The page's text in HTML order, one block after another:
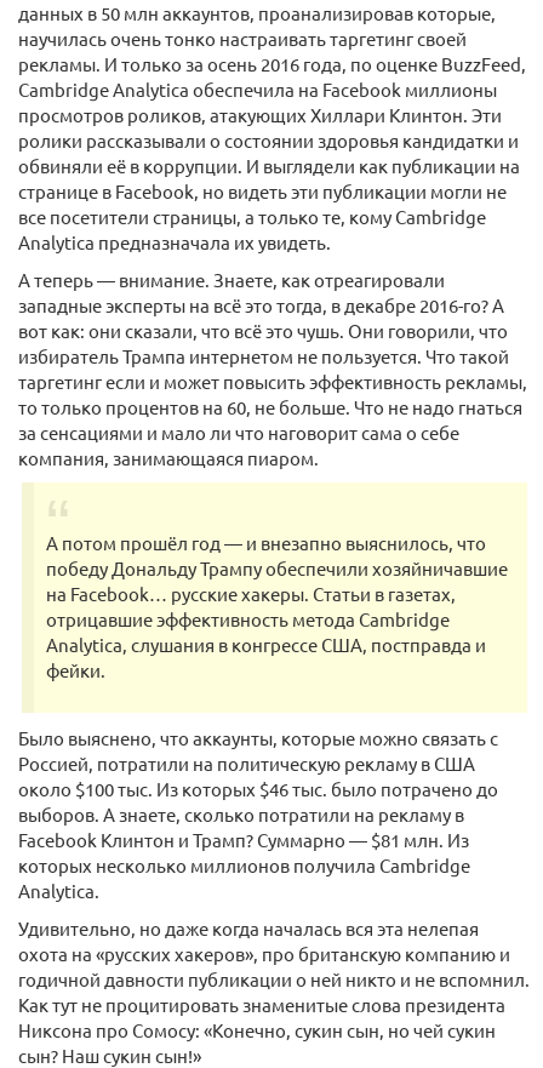
данных в 50 млн аккаунтов, проанализировав которые,
научилась очень тонко настраивать таргетинг своей
рекламы. И только за осень 2016 года, по оценке BuzzFeed,
Cambridge Analytica обеспечила на Facebook миллионы
просмотров роликов, атакующих Хиллари Клинтон. Эти
ролики рассказывали о состоянии здоровья кандидатки и
обвиняли её в коррупции. И выглядели как публикации на
странице в Facebook, но видеть эти публикации могли не
все посетители страницы, а только те, кому Cambridge
Analytica предназначала их увидеть.
А теперь — внимание. Знаете, как отреагировали
западные эксперты на всё это тогда, в декабре 2016-го? А
вот как: они сказали, что всё это чушь. Они говорили, что
избиратель Трампа интернетом не пользуется. Что такой
таргетинг если и может повысить эффективность рекламы,
то только процентов на 60, не больше. Что не надо гнаться
за сенсациями и мало ли что наговорит сама о себе
компания, занимающаяся пиаром.
А потом прошёл год — и внезапно выяснилось, что
победу Дональду Трампу обеспечили хозяйничавшие
на Facebook… русские хакеры. Статьи в газетах,
отрицавшие эффективность метода Cambridge
Analytica, слушания в конгрессе США, постправда и
фейки.
Было выяснено, что аккаунты, которые можно связать с
Россией, потратили на политическую рекламу в США
около $100 тыс. Из которых $46 тыс. было потрачено до
выборов. А знаете, сколько потратили на рекламу в
Facebook Клинтон и Трамп? Суммарно — $81 млн. Из
которых несколько миллионов получила Cambridge
Analytica.
Удивительно, но даже когда началась вся эта нелепая
охота на «русских хакеров», про британскую компанию и
годичной давности публикации о ней никто и не вспомнил.
Как тут не процитировать знаменитые слова президента
Никсона про Сомосу: «Конечно, сукин сын, но чей сукин
сын? Наш сукин сын!»